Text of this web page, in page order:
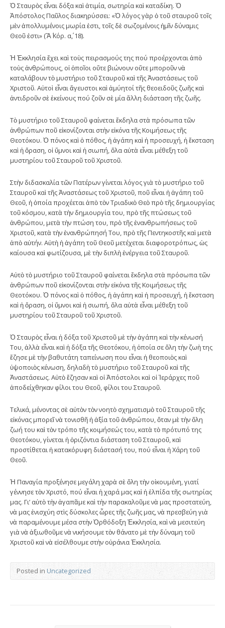
Ὁ Σταυρὸς εἶναι δόξα καὶ ἀτιμία, σωτηρία καὶ καταδίκη. Ὁ
Ἀπόστολος Παῦλος διακηρύσσει: «Ὁ λόγος γὰρ ὁ τοῦ σταυροῦ τοῖς
μὲν ἀπολλυμένοις μωρία ἐστι, τοῖς δὲ σωζομένοις ἠμῖν δύναμις
Θεοῦ ἐστι» (Ἃ΄ Κόρ. α΄, 18).
Ἡ Ἐκκλησία ἔχει καὶ τοὺς πειρασμούς της πού προέρχονται ἀπὸ
τοὺς ἀνθρώπους, οἱ ὁποῖοι οὔτε βιώνουν οὔτε μποροῦν νὰ
καταλάβουν τὸ μυστήριο τοῦ Σταυροῦ καὶ τῆς Ἀναστάσεως τοῦ
Χριστοῦ. Αὐτοὶ εἶναι ἄγευστοι καὶ ἀμύητοί τῆς θεοειδοῦς ζωῆς καὶ
ἀντιδροῦν σὲ ἐκείνους πού ζοῦν σὲ μία ἄλλη διάσταση τῆς ζωῆς.
Τὸ μυστήριο τοῦ Σταυροῦ φαίνεται ἔκδηλα στὰ πρόσωπα τῶν
ἀνθρώπων ποῦ εἰκονίζονται στὴν εἰκόνα τῆς Κοιμήσεως τῆς
Θεοτόκου. Ὁ πόνος καὶ ὁ πόθος, ἡ ἀγάπη καὶ ἡ προσευχή, ἡ ἔκσταση
καὶ ἡ ὅραση, οἱ ὕμνοι καὶ ἡ σιωπή, ὅλα αὐτὰ εἶναι μέθεξη τοῦ
μυστηρίου τοῦ Σταυροῦ τοῦ Χριστοῦ.
Στὴν διδασκαλία τῶν Πατέρων γίνεται λόγος γιὰ τὸ μυστήριο τοῦ
Σταυροῦ καὶ τῆς Ἀναστάσεως τοῦ Χριστοῦ, ποῦ εἶναι ἡ ἀγάπη τοῦ
Θεοῦ, ἡ ὁποία προχέεται ἀπὸ τὸν Τριαδικὸ Θεὸ πρὸ τῆς δημιουργίας
τοῦ κόσμου, κατὰ τὴν δημιουργία του, πρὸ τῆς πτώσεως τοῦ
ἀνθρώπου, μετὰ τὴν πτώση του, πρὸ τῆς ἐνανθρωπήσεως τοῦ
Χριστοῦ, κατὰ τὴν ἐνανθρώπησή Του, πρὸ τῆς Πεντηκοστῆς καὶ μετὰ
ἀπὸ αὐτήν. Αὐτὴ ἡ ἀγάπη τοῦ Θεοῦ μετέχεται διαφοροτρόπως, ὡς
καίουσα καὶ φωτίζουσα, μὲ τὴν διπλὴ ἐνέργεια τοῦ Σταυροῦ.
Αὐτὸ τὸ μυστήριο τοῦ Σταυροῦ φαίνεται ἔκδηλα στὰ πρόσωπα τῶν
ἀνθρώπων ποῦ εἰκονίζονται στὴν εἰκόνα τῆς Κοιμήσεως τῆς
Θεοτόκου. Ὁ πόνος καὶ ὁ πόθος, ἡ ἀγάπη καὶ ἡ προσευχή, ἡ ἔκσταση
καὶ ἡ ὅραση, οἱ ὕμνοι καὶ ἡ σιωπή, ὅλα αὐτὰ εἶναι μέθεξη τοῦ
μυστηρίου τοῦ Σταυροῦ τοῦ Χριστοῦ.
Ὁ Σταυρὸς εἶναι ἡ δόξα τοῦ Χριστοῦ μὲ τὴν ἀγάπη καὶ τὴν κένωσή
Του, ἀλλὰ εἶναι καὶ ἡ δόξα τῆς Θεοτόκου, ἡ ὁποία σε ὅλη τὴν ζωὴ της
ἔζησε μὲ τὴν βαθυτάτη ταπείνωση που εἶναι ἡ θεοποιὸς καὶ
ὑψοποιὸς κένωση, δηλαδὴ τὸ μυστήριο τοῦ Σταυροῦ καὶ τῆς
Ἀναστάσεως. Αὐτὸ ἔζησαν καὶ οἱ Ἀπόστολοι καὶ οἱ Ἱεράρχες ποῦ
ἀποδείχθηκαν φίλοι του Θεοῦ, φίλοι του Σταυροῦ.
Τελικά, μένοντας σὲ αὐτὸν τὸν νοητὸ σχηματισμὸ τοῦ Σταυροῦ τῆς
εἰκόνας μπορεῖ νὰ τονισθῆ ἡ ἀξία τοῦ ἀνθρώπου, ὅταν μὲ τὴν ὅλη
ζωή του καὶ τὸν τρόπο τῆς κοιμήσεώς του, κατὰ τὸ πρότυπό της
Θεοτόκου, γίνεται ἡ ὁριζόντια διάσταση τοῦ Σταυροῦ, καὶ
προστίθεται ἡ κατακόρυφη διάστασή του, πού εἶναι ἡ Χάρη τοῦ
Θεοῦ.
Ἡ Παναγία προξένησε μεγάλη χαρὰ σὲ ὅλη τὴν οἰκουμένη, γιατί
γέννησε τὸν Χριστό, πού εἶναι ἡ χαρά μας καὶ ἡ ἐλπίδα τῆς σωτηρίας
μας. Γι’ αὐτὸ τὴν ἀγαπᾶμε καὶ τὴν παρακαλοῦμε νὰ μας προστατεύη,
νὰ μας ἐνισχύη στὶς δύσκολες ὧρες τῆς ζωῆς μας, νὰ πρεσβεύη γιὰ
νὰ παραμένουμε μέσα στὴν Ὀρθόδοξη Ἐκκλησία, καὶ νὰ μεσιτεύη
γιὰ νὰ ἀξιωθοῦμε νὰ νικήσουμε τὸν θάνατο μὲ τὴν δύναμη τοῦ
Χριστοῦ καὶ νὰ εἰσέλθουμε στὴν οὐράνια Ἐκκλησία.
Posted in Uncategorized